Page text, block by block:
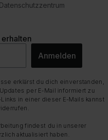
Datenschutzzentrum
Anmelden
erklärst du dich einverstanden,
per E-Mail informiert zu
in einer dieser E-Mails kannst
findest du in unserer
aktualisiert haben.